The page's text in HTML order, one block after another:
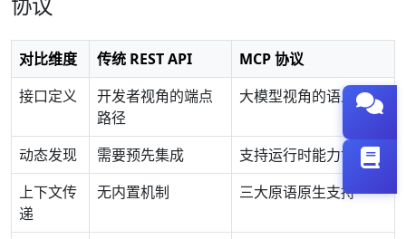
对比维度 传统 REST API
MCP 协议
接口定义
开发者视角的端点
路径
大模型视角的语义描述
动态发现 需要预先集成
支持运行时能力协商
上下文传
递
无内置机制 三大原语原生支持